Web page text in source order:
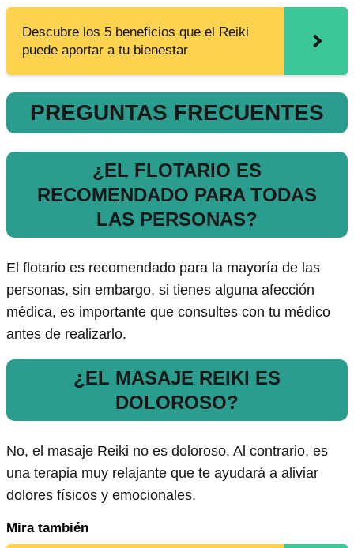
Descubre los 5 beneficios que el Reiki
puede aportar a tu bienestar
PREGUNTAS FRECUENTES
¿EL FLOTARIO ES
RECOMENDADO PARA TODAS
LAS PERSONAS?
El flotario es recomendado para la mayoría de las
personas, sin embargo, si tienes alguna afección
médica, es importante que consultes con tu médico
antes de realizarlo.
¿EL MASAJE REIKI ES
DOLOROSO?
No, el masaje Reiki no es doloroso. Al contrario, es
una terapia muy relajante que te ayudará a aliviar
dolores físicos y emocionales.
Mira también